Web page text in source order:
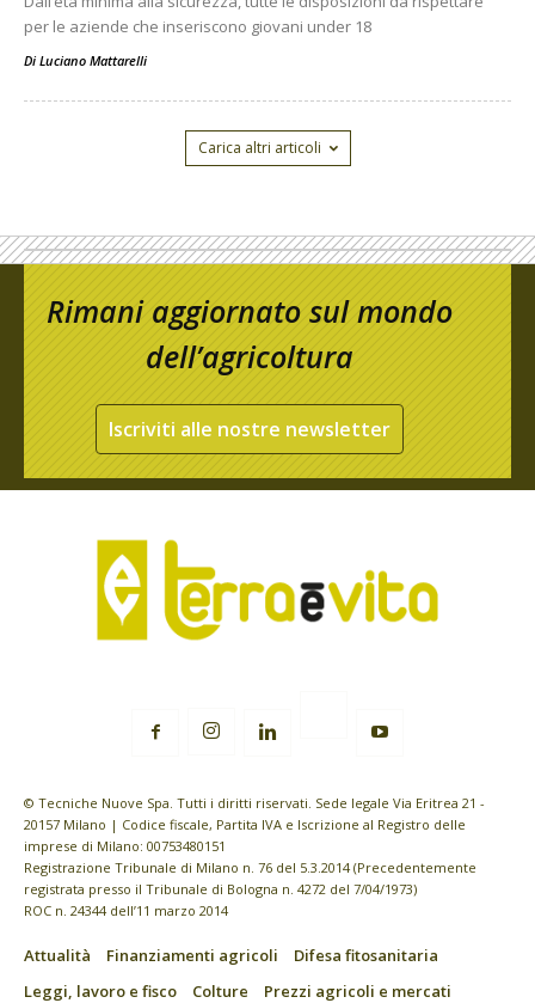
per le aziende che inseriscono giovani under 18
Di Luciano Mattarelli
Carica altri articoli
Rimani aggiornato sul mondo
dell’agricoltura
Iscriviti alle nostre newsletter
© Tecniche Nuove Spa. Tutti i diritti riservati. Sede legale Via Eritrea 21 -
20157 Milano | Codice fiscale, Partita IVA e Iscrizione al Registro delle
imprese di Milano: 00753480151
Registrazione Tribunale di Milano n. 76 del 5.3.2014 (Precedentemente
registrata presso il Tribunale di Bologna n. 4272 del 7/04/1973)
ROC n. 24344 dell’11 marzo 2014
Attualità Finanziamenti agricoli
Difesa fitosanitaria
Leggi, lavoro e fisco
Colture
Prezzi agricoli e mercati